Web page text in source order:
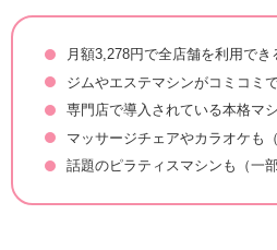
月額3,278円で全店舗を利用でき
ジムやエステマシンがコミコミ
専門店で導入されている本格マ
マッサージチェアやカラオケも（
話題のピラティスマシンも（一部